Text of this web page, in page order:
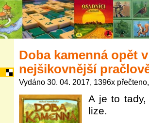
Doba kamenná opět
nejšikovnější
Vydáno 30. 04. 2017, 1396x
A je to
lize.